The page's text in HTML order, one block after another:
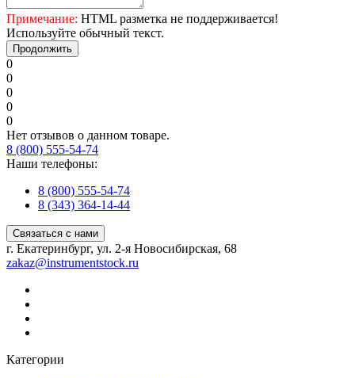
Примечание: HTML разметка не поддерживается!
Используйте обычный текст.
Продолжить
0
0
0
0
0
Нет отзывов о данном товаре.
8 (800) 555-54-74
Наши телефоны:
8 (800) 555-54-74
8 (343) 364-14-44
Связаться с нами
г. Екатеринбург, ул. 2-я Новосибирская, 68
zakaz@instrumentstock.ru
Категории